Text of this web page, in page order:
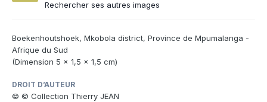
Rechercher ses autres images
Boekenhoutshoek, Mkobola district, Province de Mpumalanga -
Afrique du Sud
(Dimension 5 x 1,5 x 1,5 cm)
DROIT D’AUTEUR
© © Collection Thierry JEAN